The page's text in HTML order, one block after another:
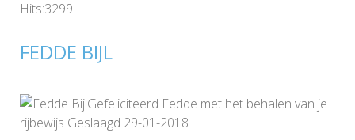
Hits:3299
FEDDE BIJL
Gefeliciteerd Fedde met het behalen van je
rijbewijs Geslaagd 29-01-2018